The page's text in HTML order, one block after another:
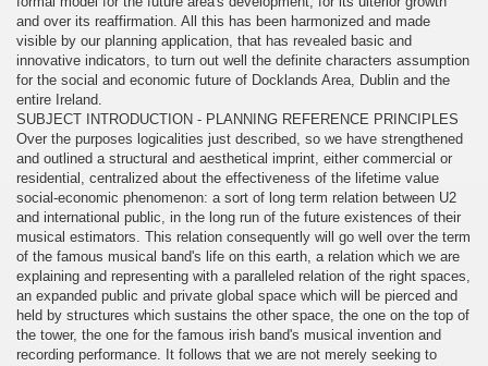
and over its reaffirmation. All this has been harmonized and made
visible by our planning application, that has revealed basic and
innovative indicators, to turn out well the definite characters assumption
for the social and economic future of Docklands Area, Dublin and the
entire Ireland.
SUBJECT INTRODUCTION - PLANNING REFERENCE PRINCIPLES
Over the purposes logicalities just described, so we have strengthened
and outlined a structural and aesthetical imprint, either commercial or
residential, centralized about the effectiveness of the lifetime value
social-economic phenomenon: a sort of long term relation between U2
and international public, in the long run of the future existences of their
musical estimators. This relation consequently will go well over the term
of the famous musical band's life on this earth, a relation which we are
explaining and representing with a paralleled relation of the right spaces,
an expanded public and private global space which will be pierced and
held by structures which sustains the other space, the one on the top of
the tower, the one for the famous irish band's musical invention and
recording performance. It follows that we are not merely seeking to